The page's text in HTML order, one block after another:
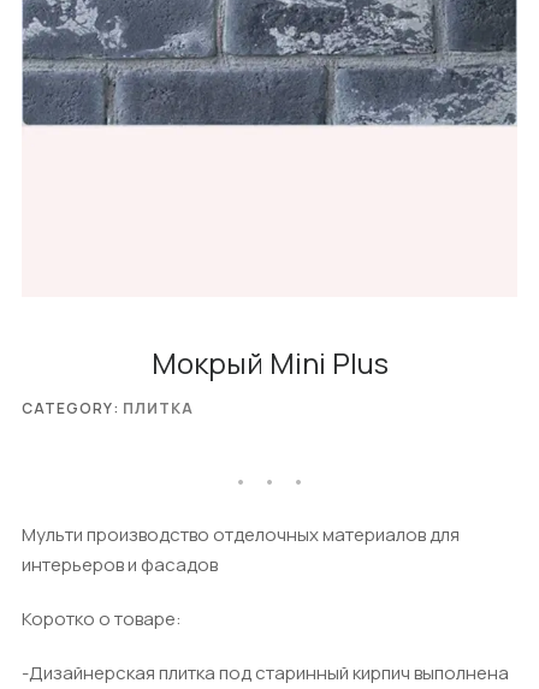
Мокрый Mini Plus
Мульти производство отделочных материалов для
интерьеров и фасадов
Коротко о товаре:
-Дизайнерская плитка под старинный кирпич выполнена
CATEGORY: ПЛИТКА